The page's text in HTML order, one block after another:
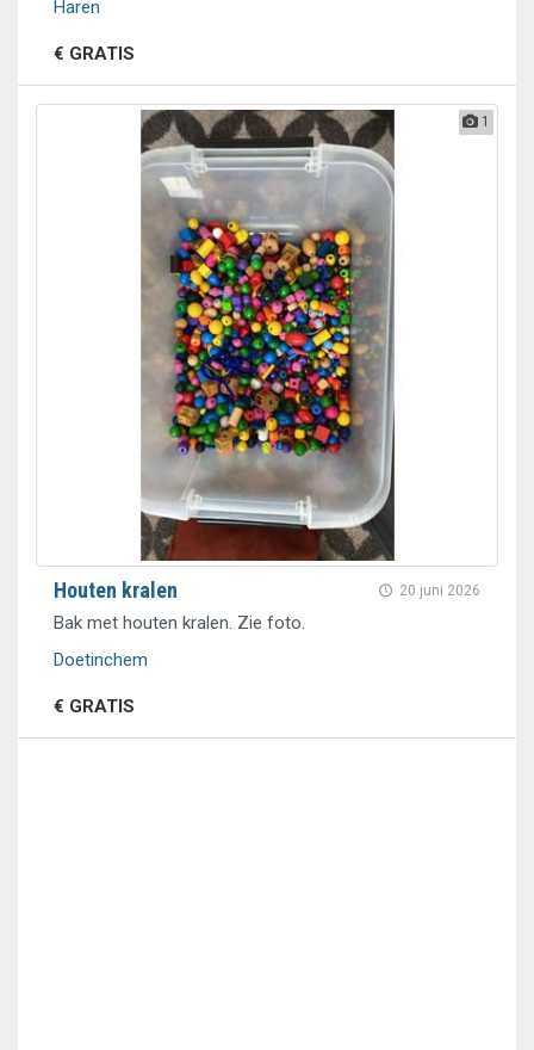
Haren
€ GRATIS
1
20 juni 2026
Houten kralen
Bak met houten kralen. Zie foto.
Doetinchem
€ GRATIS